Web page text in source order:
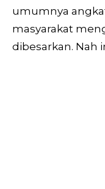
umumnya
masyarakat
dibesarkan. Nah